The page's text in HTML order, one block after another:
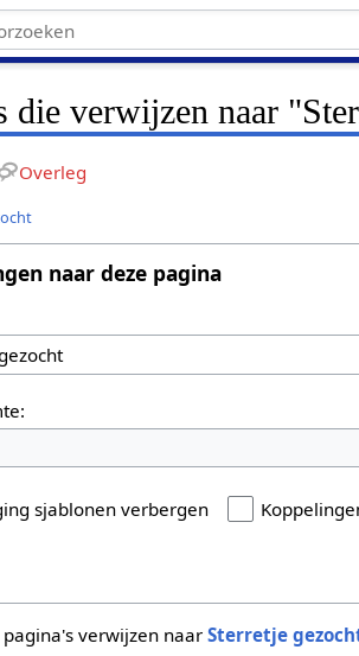
die verwijzen naar
Overleg
naar deze pagina
sjablonen verbergen
pagina's verwijzen naarSterretje